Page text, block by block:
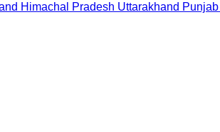
Himachal Pradesh Uttarakhand Punjab